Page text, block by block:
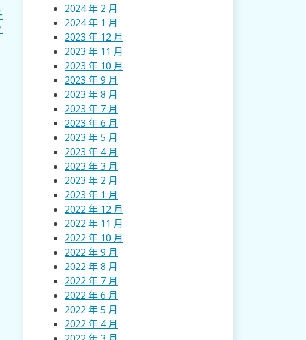
2024 年 2 月
2024 年 1 月
2023 年 12 月
2023 年 11 月
2023 年 10 月
2023 年 9 月
2023 年 8 月
2023 年 7 月
2023 年 6 月
2023 年 5 月
2023 年 4 月
2023 年 3 月
2023 年 2 月
2023 年 1 月
2022 年 12 月
2022 年 11 月
2022 年 10 月
2022 年 9 月
2022 年 8 月
2022 年 7 月
2022 年 6 月
2022 年 5 月
2022 年 4 月